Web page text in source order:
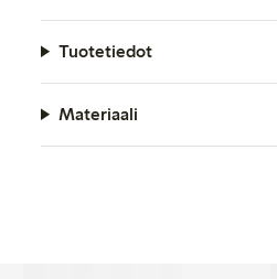
Tuotetiedot
Materiaali